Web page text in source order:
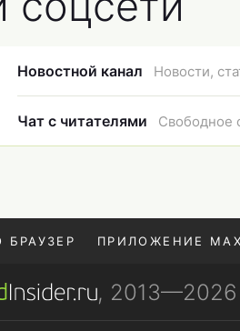
Новостной канал Новости,
Чат с читателями Свободное
БРАУЗЕР ПРИЛОЖЕНИЕ MAX
, 2013—2026